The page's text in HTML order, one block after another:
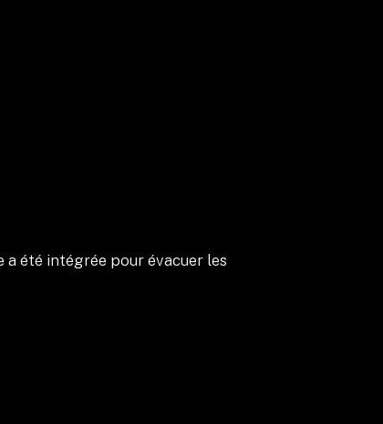
été intégrée pour évacuer les